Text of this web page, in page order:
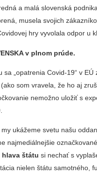
a malá slovenská
musela svojich
hry vyvolala odpor u
v plnom prúde.
sa „opatrenia Covid-19“ v
som vravela, že ho aj
nemožno uložiť s
ukážeme svetu našu
najmediálnejšie
hlava štátu si nechať s
nielen štátu samotného,